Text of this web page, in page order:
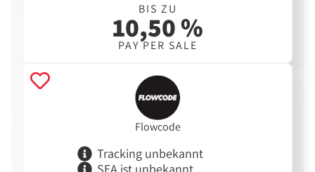
BIS ZU
10,50 %
PAY PER SALE
Flowcode
Tracking unbekannt
SEA ist unbekannt